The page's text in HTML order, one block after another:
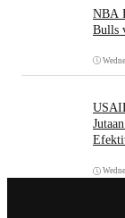
NBA
Bulls